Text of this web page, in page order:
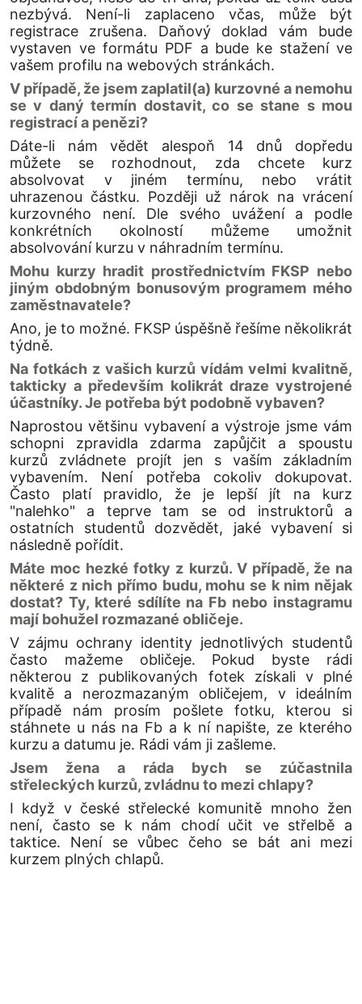
nezbývá. Není-li zaplaceno včas, může být
registrace zrušena. Daňový doklad vám bude
vystaven ve formátu PDF a bude ke stažení ve
vašem profilu na webových stránkách.
V případě, že jsem zaplatil(a) kurzovné a nemohu
se v daný termín dostavit, co se stane s mou
registrací a penězi?
Dáte-li nám vědět alespoň 14 dnů dopředu
můžete se rozhodnout, zda chcete kurz
absolvovat v jiném termínu, nebo vrátit
uhrazenou částku. Později už nárok na vrácení
kurzovného není. Dle svého uvážení a podle
konkrétních okolností můžeme umožnit
absolvování kurzu v náhradním termínu.
Mohu kurzy hradit prostřednictvím FKSP nebo
jiným obdobným bonusovým programem mého
zaměstnavatele?
Ano, je to možné. FKSP úspěšně řešíme několikrát
týdně.
Na fotkách z vašich kurzů vídám velmi kvalitně,
takticky a především kolikrát draze vystrojené
účastníky. Je potřeba být podobně vybaven?
Naprostou většinu vybavení a výstroje jsme vám
schopni zpravidla zdarma zapůjčit a spoustu
kurzů zvládnete projít jen s vaším základním
vybavením. Není potřeba cokoliv dokupovat.
Často platí pravidlo, že je lepší jít na kurz
"nalehko" a teprve tam se od instruktorů a
ostatních studentů dozvědět, jaké vybavení si
následně pořídit.
Máte moc hezké fotky z kurzů. V případě, že na
některé z nich přímo budu, mohu se k nim nějak
dostat? Ty, které sdílíte na Fb nebo instagramu
mají bohužel rozmazané obličeje.
V zájmu ochrany identity jednotlivých studentů
často mažeme obličeje. Pokud byste rádi
některou z publikovaných fotek získali v plné
kvalitě a nerozmazaným obličejem, v ideálním
případě nám prosím pošlete fotku, kterou si
stáhnete u nás na Fb a k ní napište, ze kterého
kurzu a datumu je. Rádi vám ji zašleme.
Jsem žena a ráda bych se zúčastnila
střeleckých kurzů, zvládnu to mezi chlapy?
I když v české střelecké komunitě mnoho žen
není, často se k nám chodí učit ve střelbě a
taktice. Není se vůbec čeho se bát ani mezi
kurzem plných chlapů.